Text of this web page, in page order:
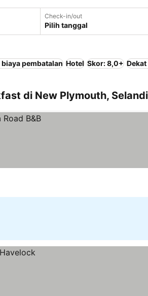
Check-in/out
Pilih tanggal
biaya pembatalan Hotel Skor: 8,0+
di New Plymouth,